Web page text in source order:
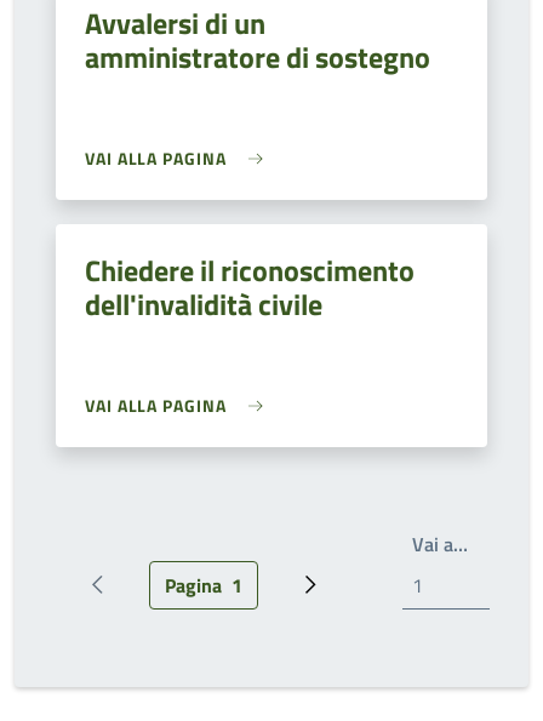
Avvalersi di un
amministratore di sostegno
VAI ALLA PAGINA
Chiedere il riconoscimento
dell'invalidità civile
VAI ALLA PAGINA
Pagina precedentePagina attuale
Pagina 1 Prossima pagina
Vai a…